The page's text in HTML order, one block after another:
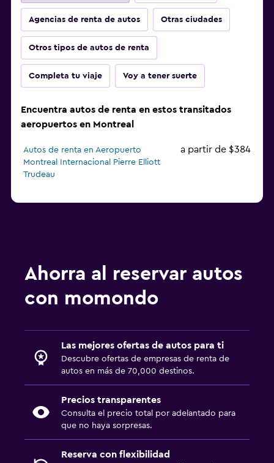
Agencias de renta de autos Otras ciudades
Otros tipos de autos de renta
Completa tu viaje Voy a tener suerte
Encuentra autos de renta en estos transitados
aeropuertos en Montreal
Autos de renta en Aeropuerto
Montreal Internacional Pierre Elliott
Trudeau
a partir de $384
Ahorra al reservar autos
con momondo
Las mejores ofertas de autos para ti
Descubre ofertas de empresas de renta de
autos en más de 70,000 destinos.
Precios transparentes
Consulta el precio total por adelantado para
que no haya sorpresas.
Reserva con flexibilidad